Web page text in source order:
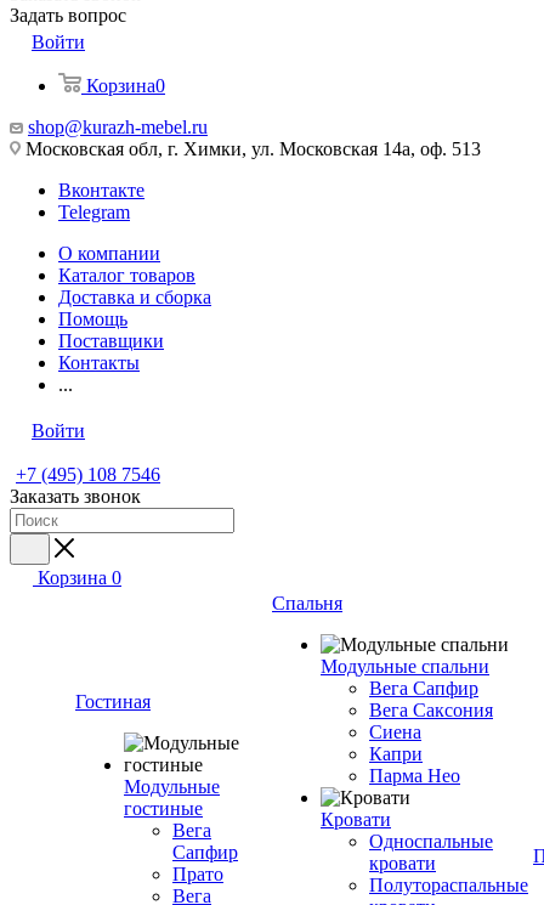
Задать вопрос
Войти
Корзина0
shop@kurazh-mebel.ru
Московская обл, г. Химки, ул. Московская 14а, оф. 513
Вконтакте
Telegram
О компании
Каталог товаров
Доставка и сборка
Помощь
Поставщики
Контакты
...
Войти
+7 (495) 108 7546
Заказать звонок
Корзина 0
Гостиная
Модульные
гостиные
Вега
Сапфир
Прато
Вега
Спальня
Модульные спальни
Вега Сапфир
Вега Саксония
Сиена
Капри
Парма Нео
Кровати
Односпальные
кровати
Полутораспальные